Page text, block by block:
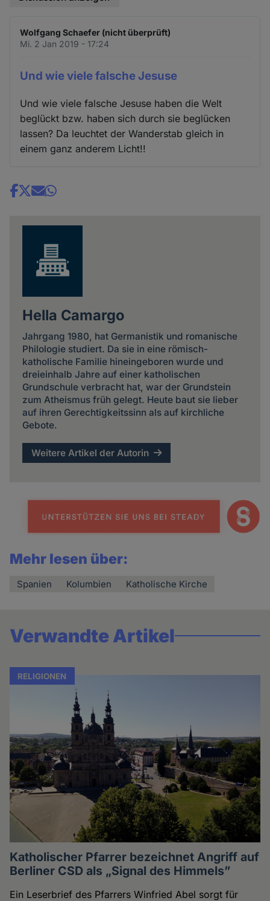
Wolfgang Schaefer (nicht überprüft)
Mi. 2 Jan 2019 - 17:24
Und wie viele falsche Jesuse
Und wie viele falsche Jesuse haben die Welt
beglückt bzw. haben sich durch sie beglücken
lassen? Da leuchtet der Wanderstab gleich in
einem ganz anderem Licht!!
Share
Hella Camargo
Jahrgang 1980, hat Germanistik und romanische
Philologie studiert. Da sie in eine römisch-
katholische Familie hineingeboren wurde und
dreieinhalb Jahre auf einer katholischen
Grundschule verbracht hat, war der Grundstein
zum Atheismus früh gelegt. Heute baut sie lieber
auf ihren Gerechtigkeitssinn als auf kirchliche
Gebote.
Weitere Artikel der Autorin
Mehr lesen über:
Spanien Kolumbien Katholische Kirche
Verwandte Artikel
RELIGIONEN
Katholischer Pfarrer bezeichnet Angriff auf
Berliner CSD als „Signal des Himmels”
Ein Leserbrief des Pfarrers Winfried Abel sorgt für